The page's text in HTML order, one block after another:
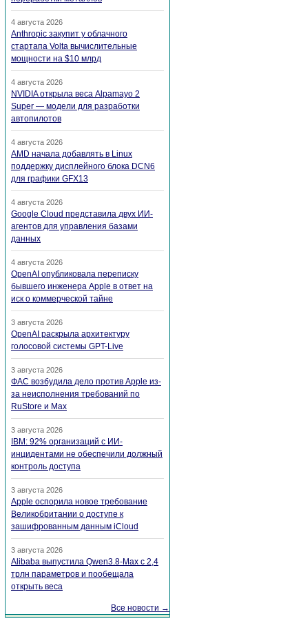
4 августа 2026
Anthropic закупит у облачного
стартапа Volta вычислительные
мощности на $10 млрд
4 августа 2026
NVIDIA открыла веса Alpamayo 2
Super — модели для разработки
автопилотов
4 августа 2026
AMD начала добавлять в Linux
поддержку дисплейного блока DCN6
для графики GFX13
4 августа 2026
Google Cloud представила двух ИИ-
агентов для управления базами
данных
4 августа 2026
OpenAI опубликовала переписку
бывшего инженера Apple в ответ на
иск о коммерческой тайне
3 августа 2026
OpenAI раскрыла архитектуру
голосовой системы GPT-Live
3 августа 2026
ФАС возбудила дело против Apple из-
за неисполнения требований по
RuStore и Max
3 августа 2026
IBM: 92% организаций с ИИ-
инцидентами не обеспечили должный
контроль доступа
3 августа 2026
Apple оспорила новое требование
Великобритании о доступе к
зашифрованным данным iCloud
3 августа 2026
Alibaba выпустила Qwen3.8-Max с 2,4
трлн параметров и пообещала
открыть веса
Все новости →